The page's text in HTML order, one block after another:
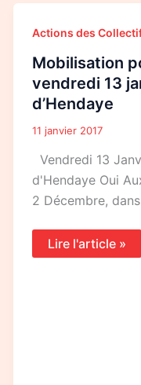
Actions des
Mobilisation
vendredi 13
d’Hendaye
11 janvier 2017
Vendredi 13
d'Hendaye Oui
2 Décembre, dans
Mobilisation
pour
les
trains
de
nuit
vendredi
janvier
gare
d’Hendaye
Lire l'article »